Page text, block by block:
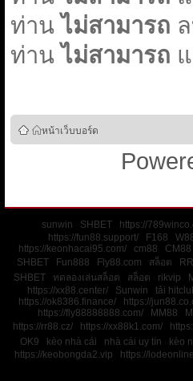
ท่านไม่สามารถ
ท่านไม่สามารถ
หน้าเว็บบอร์ด
sunwin SHBET https://
https://fun88.support/
F168
https://keonhacai95.com/
cm88 CM88
SHBET
Fun888 Fly88.com สล็อต
SHBET
ทดลองเล่นสล็อต สล็อต rikvip
https://xx88.center/
Sunwin tải
https://ok8386.finance/
https://
https://fly88888888.com/
MM88
https://rr88.cz/
https://xx88k1.com/
OK9
kèo nhà cái nhà cái uy tín kèo
https://keobongda2.vip
https://